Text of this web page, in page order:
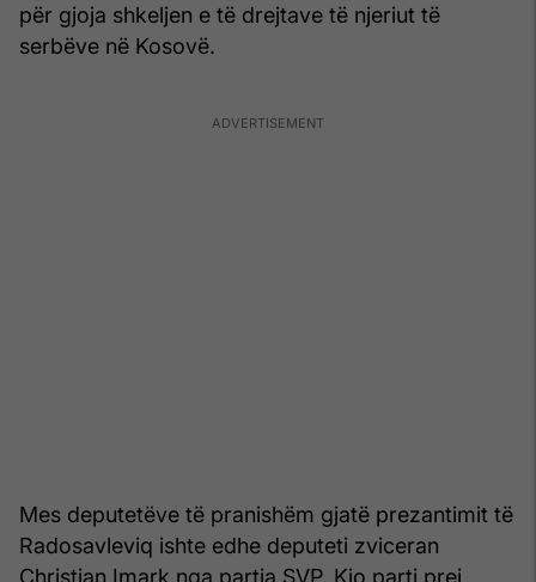
për gjoja shkeljen e të drejtave të njeriut të
serbëve në Kosovë.
Mes deputetëve të pranishëm gjatë prezantimit të
Radosavleviq ishte edhe deputeti zviceran
Christian Imark nga partia SVP. Kjo parti prej